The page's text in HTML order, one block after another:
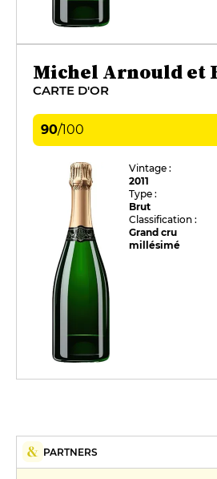
Michel Arnould et
CARTE D'OR
90/100
Vintage :
2011
Type :
Brut
Classification :
Grand cru
millésimé
PARTNERS